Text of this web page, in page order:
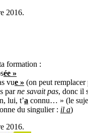
2016.
formation :
ée »
vue » (on peut remplacer
parne savait pas, donc il
lui, t’a connu… » (le
du singulier : il a)
2016.